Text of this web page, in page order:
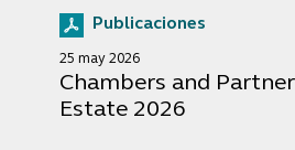
Publicaciones
25 may 2026
Chambers and
Estate 2026